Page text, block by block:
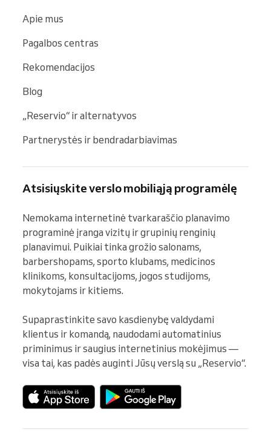
Apie mus
Pagalbos centras
Rekomendacijos
Blog
„Reservio“ ir alternatyvos
Partnerystės ir bendradarbiavimas
Atsisiųskite verslo mobiliąją programėlę
Nemokama internetinė tvarkaraščio planavimo
programinė įranga vizitų ir grupinių renginių
planavimui. Puikiai tinka grožio salonams,
barbershopams, sporto klubams, medicinos
klinikoms, konsultacijoms, jogos studijoms,
mokytojams ir kitiems.
Supaprastinkite savo kasdienybę valdydami
klientus ir komandą, naudodami automatinius
priminimus ir saugius internetinius mokėjimus —
visa tai, kas padės auginti Jūsų verslą su „Reservio“.